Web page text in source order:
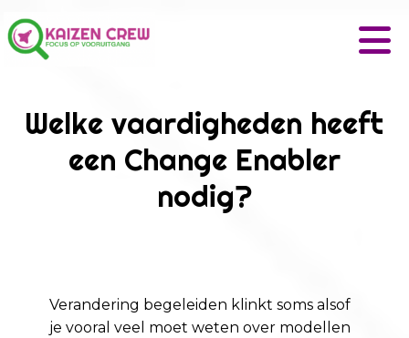
Welke vaardigheden heeft
een Change Enabler
nodig?
Verandering begeleiden klinkt soms alsof
je vooral veel moet weten over modellen